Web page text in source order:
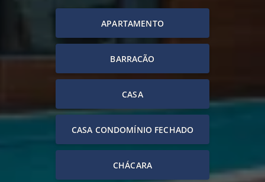
APARTAMENTO
BARRACÃO
CASA
CASA CONDOMÍNIO FECHADO
CHÁCARA